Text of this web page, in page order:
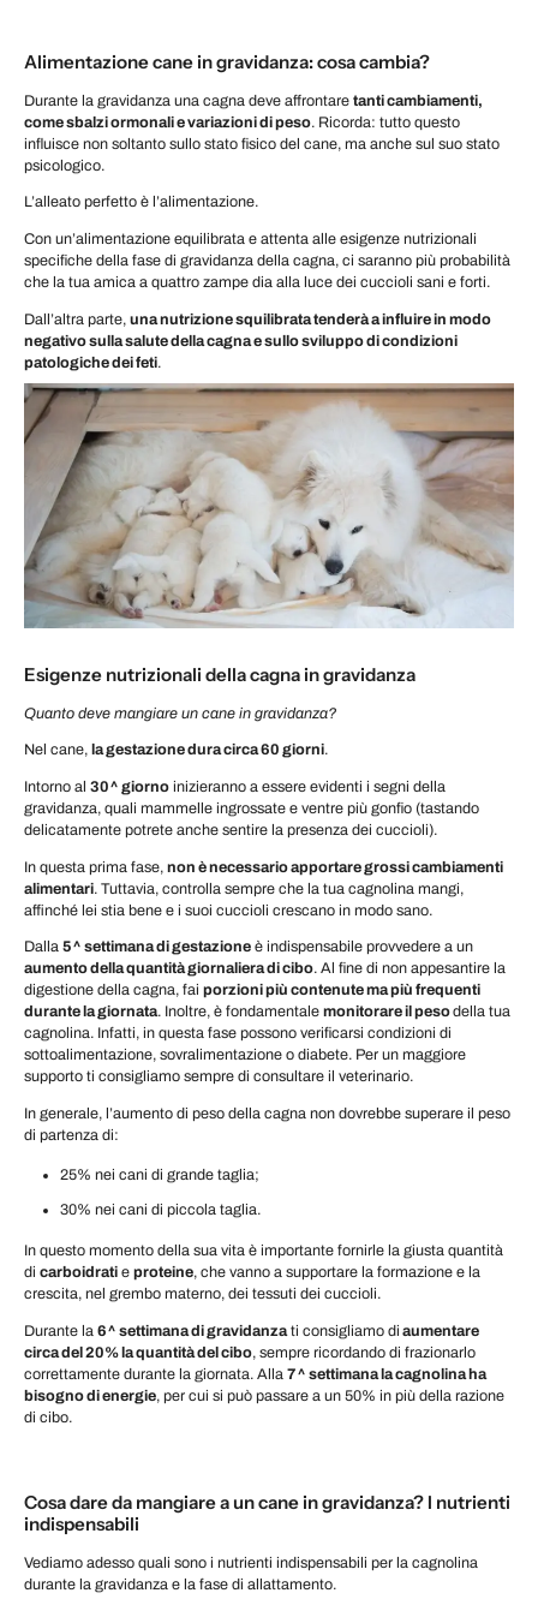
Alimentazione cane in gravidanza: cosa cambia?
Durante la gravidanza una cagna deve affrontare tanti cambiamenti,
come sbalzi ormonali e variazioni di peso. Ricorda: tutto questo
influisce non soltanto sullo stato fisico del cane, ma anche sul suo stato
psicologico.
L’alleato perfetto è l’alimentazione.
Con un’alimentazione equilibrata e attenta alle esigenze nutrizionali
specifiche della fase di gravidanza della cagna, ci saranno più probabilità
che la tua amica a quattro zampe dia alla luce dei cuccioli sani e forti.
Dall’altra parte, una nutrizione squilibrata tenderà a influire in modo
negativo sulla salute della cagna e sullo sviluppo di condizioni
patologiche dei feti.
Esigenze nutrizionali della cagna in gravidanza
Quanto deve mangiare un cane in gravidanza?
Nel cane, la gestazione dura circa 60 giorni.
Intorno al 30^ giorno inizieranno a essere evidenti i segni della
gravidanza, quali mammelle ingrossate e ventre più gonfio (tastando
delicatamente potrete anche sentire la presenza dei cuccioli).
In questa prima fase, non è necessario apportare grossi cambiamenti
alimentari. Tuttavia, controlla sempre che la tua cagnolina mangi,
affinché lei stia bene e i suoi cuccioli crescano in modo sano.
Dalla 5^ settimana di gestazione è indispensabile provvedere a un
aumento della quantità giornaliera di cibo. Al fine di non appesantire la
digestione della cagna, fai porzioni più contenute ma più frequenti
durante la giornata. Inoltre, è fondamentale monitorare il pesodella tua
cagnolina. Infatti, in questa fase possono verificarsi condizioni di
sottoalimentazione, sovralimentazione o diabete. Per un maggiore
supporto ti consigliamo sempre di consultare il veterinario.
In generale, l’aumento di peso della cagna non dovrebbe superare il peso
di partenza di:
25% nei cani di grande taglia;
30% nei cani di piccola taglia.
In questo momento della sua vita è importante fornirle la giusta quantità
di carboidrati e proteine, che vanno a supportare la formazione e la
crescita, nel grembo materno, dei tessuti dei cuccioli.
Durante la 6^ settimana di gravidanzati consigliamo di aumentare
circa del 20% la quantità del cibo, sempre ricordando di frazionarlo
correttamente durante la giornata. Alla 7^ settimana la cagnolina ha
bisogno di energie, per cui si può passare a un 50% in più della razione
di cibo.
Cosa dare da mangiare a un cane in gravidanza? I nutrienti
indispensabili
Vediamo adesso quali sono i nutrienti indispensabili per la cagnolina
durante la gravidanza e la fase di allattamento.